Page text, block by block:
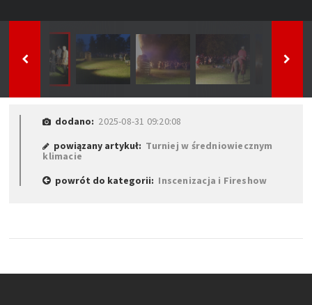
dodano: 2025-08-31 09:20:08
powiązany artykuł: Turniej w średniowiecznym
klimacie
powrót do kategorii: Inscenizacja i Fireshow